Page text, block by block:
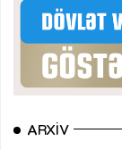
ARXIV